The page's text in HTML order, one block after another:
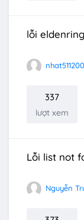
lỗi eldenring
337
lượt xem
Lỗi list not
Nguyễn